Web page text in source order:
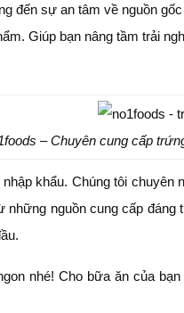
đến sự an tâm về nguồn
Giúp bạn nâng tầm trải
– Chuyên cung cấp
khẩu. Chúng tôi
nguồn cung cấp
nhé! Cho bữa ăn của bạn